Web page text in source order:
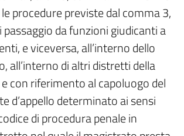
procedure previste dal comma 3,
da funzioni giudicanti a
e viceversa, all’interno dello
all’interno di altri distretti della
con riferimento al capoluogo del
d’appello determinato ai sensi
di procedura penale in